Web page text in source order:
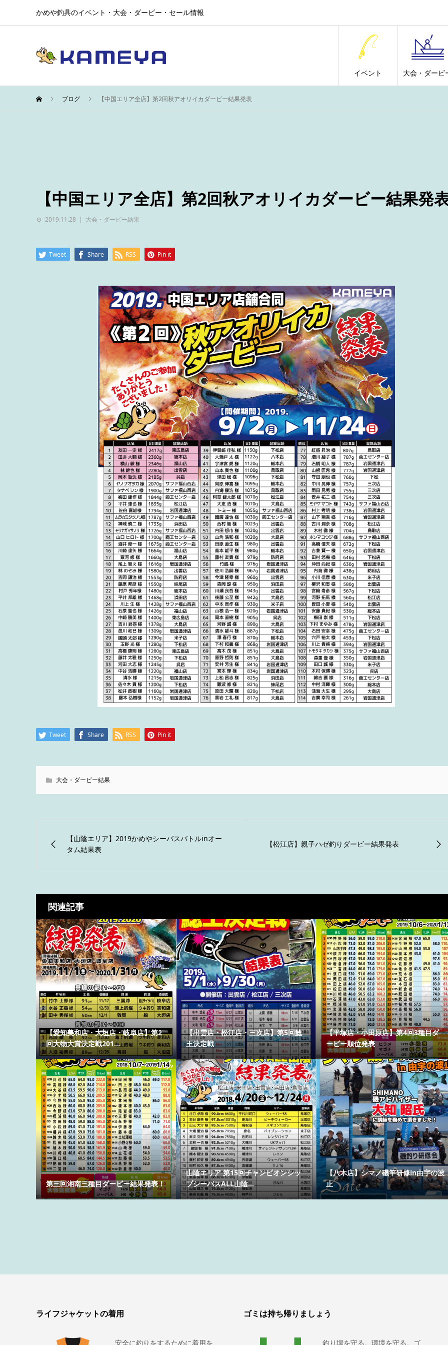
かめや釣具のイベント・大会・ダービー・セール情報
イベント 大会・ダービ
ブログ 【中国エリア全店】第2回秋アオリイカダービー結果発表
【中国エリア全店】第2回秋アオリイカダービー結果発
2019.11.28 大会・ダービー結果
Tweet Share RSS Pin it
Tweet Share RSS Pin it
大会・ダービー結果
【山陰エリア】2019かめやシーバスバトルinオー
タム結果表
【松江店】親子ハゼ釣りダービー結果発表
関連記事
【愛知美和店・大垣店・岐阜店】第2
回大物大賞決定戦201...
【出雲店・松江店・三次店】第5回鯰
王決定戦
【平塚店・小田原店】第4回3種目ダ
ービー順位発表
第三回湘南三種目ダービー結果発表！
山陰エリア 第15回チャンピオンシッ
プシーバスALL山陰...
【八木店】シマノ磯竿研修in由宇の波
止
ライフジャケットの着用
安全に釣りをするために着用を
ゴミは持ち帰りましょう
釣り場を守る。環境を守る。ゴ